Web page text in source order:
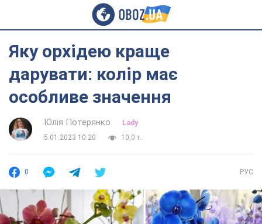
Яку орхідею краще
дарувати: колір має
особливе значення
Юлія Потерянко
Lady
5.01.2023 10:20
10,0 т.
0 РУС